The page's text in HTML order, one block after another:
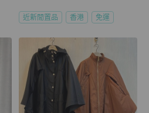
近新閒置品 香港 免運